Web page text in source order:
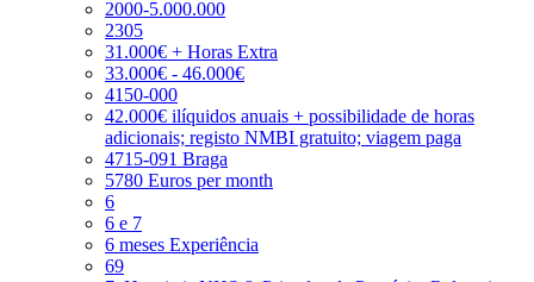
2000-5.000.000
2305
31.000€ + Horas Extra
33.000€ - 46.000€
4150-000
42.000€ ilíquidos anuais + possibilidade de horas
adicionais; registo NMBI gratuito; viagem paga
4715-091 Braga
5780 Euros per month
6
6 e 7
6 meses Experiência
69